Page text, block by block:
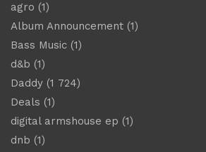
agro (1)
Album Announcement (1)
Bass Music (1)
d&b (1)
Daddy (1 724)
Deals (1)
digital armshouse ep (1)
dnb (1)